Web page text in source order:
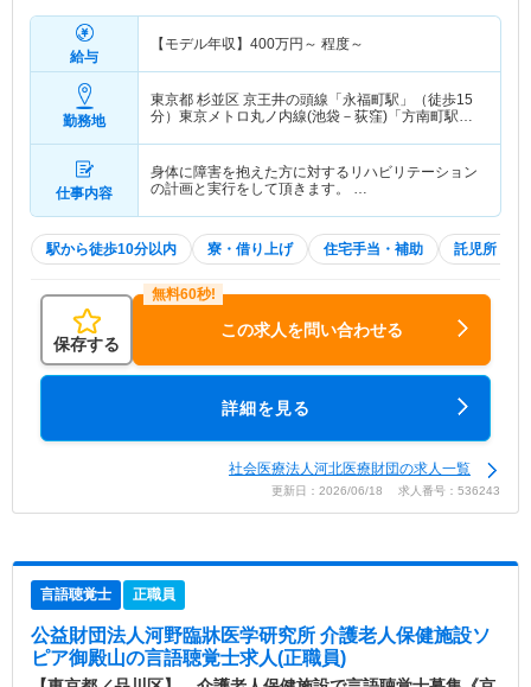
給与
【モデル年収】 400万円～ 程度～
勤務地
東京都 杉並区 京王井の頭線「永福町駅」（徒歩15
分）東京メトロ丸ノ内線(池袋－荻窪)「方南町駅」
仕事内容
身体に障害を抱えた方に対するリハビリテーション
の計画と実行をして頂きます。 …
駅から徒歩10分以内 寮・借り上げ 住宅手当・補助 託児所・育
保存する
この求人を問い合わせる
詳細を見る
社会医療法人河北医療財団の求人一覧
更新日：2026/06/18 求人番号：536243
言語聴覚士 正職員
公益財団法人河野臨牀医学研究所 介護老人保健施設ソ
ピア御殿山の言語聴覚士求人(正職員)